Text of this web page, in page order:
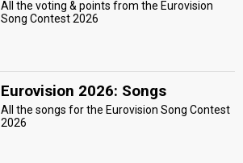
All the voting & points from the Eurovision
Song Contest 2026
Eurovision 2026: Songs
All the songs for the Eurovision Song Contest
2026